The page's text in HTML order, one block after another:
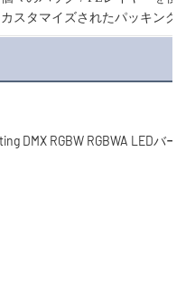
カスタマイズされたパッキング